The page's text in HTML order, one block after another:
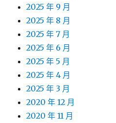
2025 年 9 月
2025 年 8 月
2025 年 7 月
2025 年 6 月
2025 年 5 月
2025 年 4 月
2025 年 3 月
2020 年 12 月
2020 年 11 月